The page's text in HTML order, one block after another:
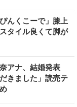
んくこーで」膝上
タイル良くて脚が
アナ、結婚発表
きました」読売テ